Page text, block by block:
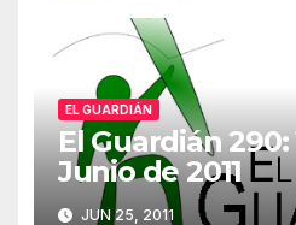
EL GUARDIÁN
El Guardián 290:
Junio de 2011
JUN 25, 2011